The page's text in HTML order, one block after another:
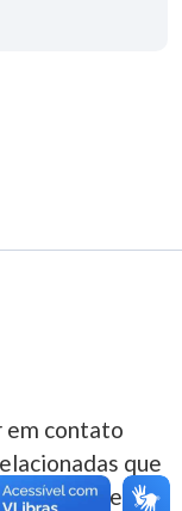
em contato
que
cancelar o